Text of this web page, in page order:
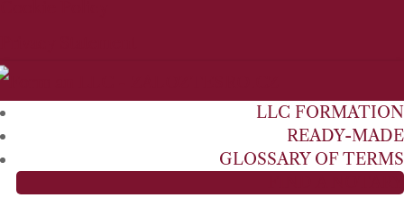
LLC FORMATION
READY-MADE
GLOSSARY OF TERMS